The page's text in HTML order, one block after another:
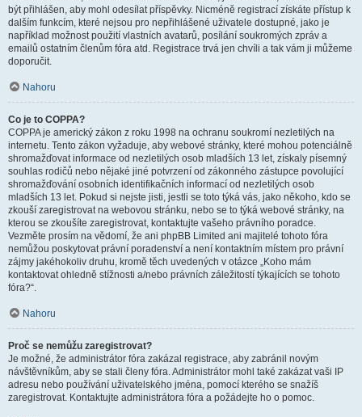
být přihlášen, aby mohl odesílat příspěvky. Nicméně registrací získáte přístup k
dalším funkcím, které nejsou pro nepřihlášené uživatele dostupné, jako je
například možnost použití vlastních avatarů, posílání soukromých zpráv a
emailů ostatním členům fóra atd. Registrace trvá jen chvíli a tak vám ji můžeme
doporučit.
Nahoru
Co je to COPPA?
COPPA je americký zákon z roku 1998 na ochranu soukromí nezletilých na
internetu. Tento zákon vyžaduje, aby webové stránky, které mohou potenciálně
shromažďovat informace od nezletilých osob mladších 13 let, získaly písemný
souhlas rodičů nebo nějaké jiné potvrzení od zákonného zástupce povolující
shromažďování osobních identifikačních informací od nezletilých osob
mladších 13 let. Pokud si nejste jisti, jestli se toto týká vás, jako někoho, kdo se
zkouší zaregistrovat na webovou stránku, nebo se to týká webové stránky, na
kterou se zkoušíte zaregistrovat, kontaktujte vašeho právního poradce.
Vezměte prosím na vědomí, že ani phpBB Limited ani majitelé tohoto fóra
nemůžou poskytovat právní poradenství a není kontaktním místem pro právní
zájmy jakéhokoliv druhu, kromě těch uvedených v otázce „Koho mám
kontaktovat ohledně stížnosti a/nebo právních záležitostí týkajících se tohoto
fóra?“.
Nahoru
Proč se nemůžu zaregistrovat?
Je možné, že administrátor fóra zakázal registrace, aby zabránil novým
návštěvníkům, aby se stali členy fóra. Administrátor mohl také zakázat vaši IP
adresu nebo používání uživatelského jména, pomocí kterého se snažíš
zaregistrovat. Kontaktujte administrátora fóra a požádejte ho o pomoc.